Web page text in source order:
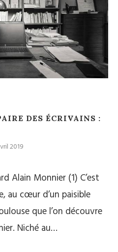
DES ÉCRIVAINS :
2019
Alain Monnier (1) C’est
au cœur d’un paisible
que l’on découvre
Niché au…